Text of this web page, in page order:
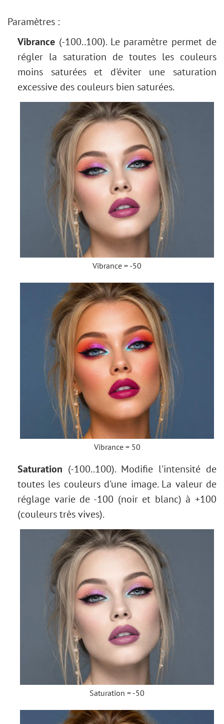
Effet vintage
Effet Bokeh
Tonification des couleurs
Nouvelle couleur des yeux
Tâche : Enlever les lunettes
Sélection de rouges à lèvres
Retouche d'une vieille photo
Paramètres :
Vibrance (-100..100). Le paramètre permet de
régler la saturation de toutes les couleurs
moins saturées et d'éviter une saturation
excessive des couleurs bien saturées.
Vibrance = -50
Vibrance = 50
Saturation (-100..100). Modifie l'intensité de
toutes les couleurs d'une image. La valeur de
réglage varie de -100 (noir et blanc) à +100
(couleurs très vives).
Saturation = -50